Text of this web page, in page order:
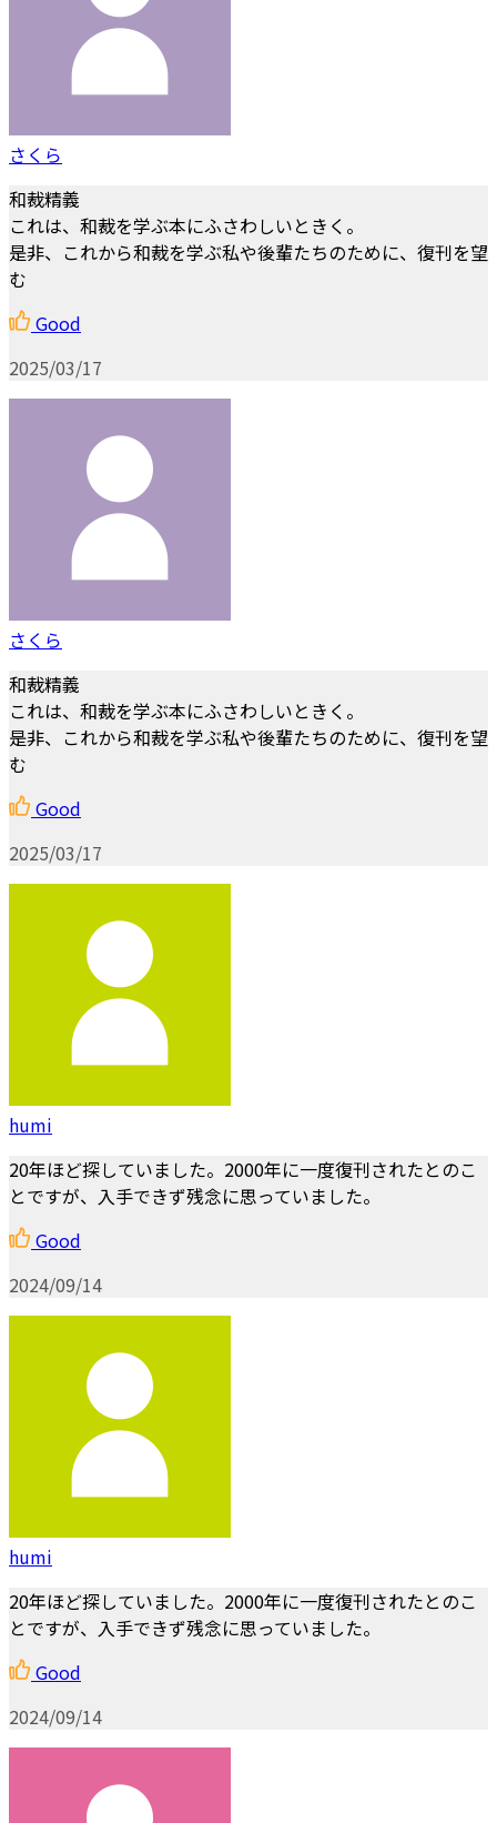
さくら
和裁精義
これは、和裁を学ぶ本にふさわしいときく。
是非、これから和裁を学ぶ私や後輩たちのために、復刊を望
む
Good
2025/03/17
さくら
和裁精義
これは、和裁を学ぶ本にふさわしいときく。
是非、これから和裁を学ぶ私や後輩たちのために、復刊を望
む
Good
2025/03/17
humi
20年ほど探していました。2000年に一度復刊されたとのこ
とですが、入手できず残念に思っていました。
Good
2024/09/14
humi
20年ほど探していました。2000年に一度復刊されたとのこ
とですが、入手できず残念に思っていました。
Good
2024/09/14